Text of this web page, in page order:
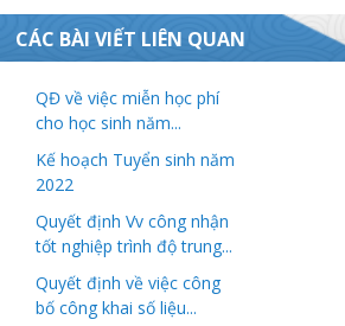
CÁC BÀI VIẾT LIÊN QUAN
QĐ về việc miễn học phí
cho học sinh năm...
Kế hoạch Tuyển sinh năm
2022
Quyết định Vv công nhận
tốt nghiệp trình độ trung...
Quyết định về việc công
bố công khai số liệu...